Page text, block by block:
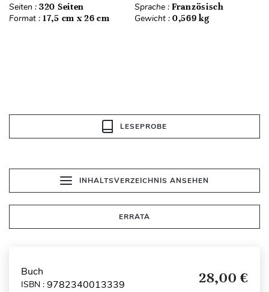
Seiten : 320 Seiten Sprache : Französisch
Format : 17,5 cm x 26 cm Gewicht : 0,569 kg
LESEPROBE
INHALTSVERZEICHNIS ANSEHEN
ERRATA
Buch
ISBN : 9782340013339 28,00 €